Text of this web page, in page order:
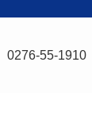
0276-55-1910